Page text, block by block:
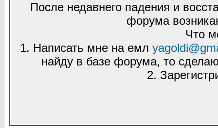
После недавнего падения и
форума
Что
1. Написать мне на емл
найду в базе форума, то
2.